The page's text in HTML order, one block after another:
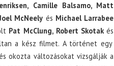
Camille Balsamo, Matt
McNeely és Michael Larrabee
Pat McClung, Robert Skotak és
a kész filmet. A történet egy
okozta változásokat vizsgálják a